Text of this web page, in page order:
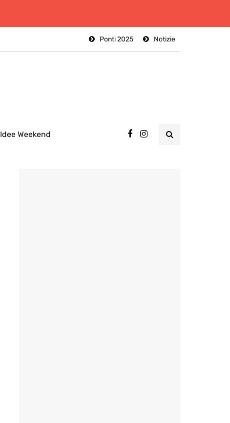
Notizie
Ponti 2025
Idee Weekend